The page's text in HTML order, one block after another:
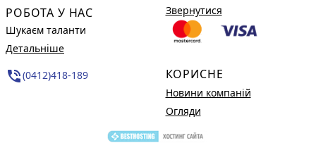
РОБОТА У НАС
Шукаєм таланти
Детальніше
phone_in_talk(0412)418-189
Звернутися
КОРИСНЕ
Новини компаній
Огляди